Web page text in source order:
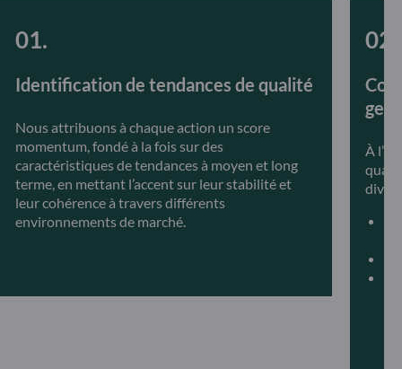
Identification de tendances de qualité
Nous attribuons à chaque action un score
momentum, fondé à la fois sur des
caractéristiques de tendances à moyen et long
terme, en mettant l’accent sur leur stabilité et
leur cohérence à travers différents
environnements de marché.
À